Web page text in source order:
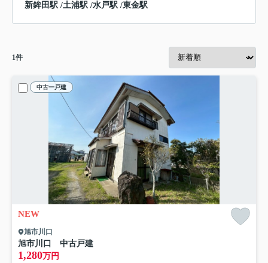
新鉾田駅 /土浦駅 /水戸駅 /東金駅
1件
中古一戸建
NEW
旭市川口
旭市川口 中古戸建
1,280万円